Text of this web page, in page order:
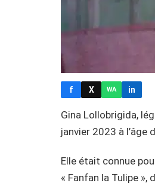
f X WA in
Gina Lollobrigida,
janvier 2023 à l’âge
Elle était connue
« Fanfan la Tulipe »,